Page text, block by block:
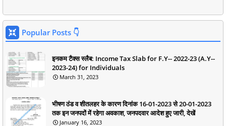
Popular Posts 👇
इनकम टैक्स स्लैब: Income Tax Slab for F.Y-- 2022-23 (A.Y--
2023-24) for Individuals
March 31, 2023
भीषण ठंड व शीतलहर के कारण दिनांक 16-01-2023 से 20-01-2023
तक इन जनपदों में रहेगा अवकाश, जनपदवार आदेश हुए जारी, देखें
January 16, 2023